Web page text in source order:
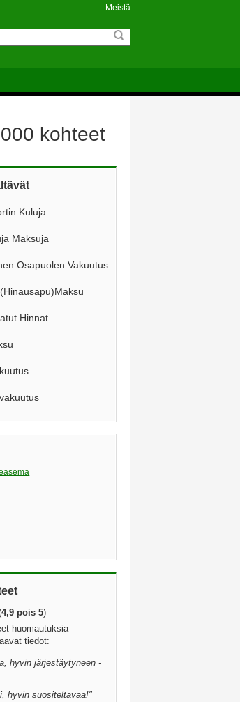
Meistä
kohteet
Kuluja
Maksuja
Osapuolen Vakuutus
Hinnat
4,9 pois 5)
huomautuksia
tiedot:
hyvin järjestäytyneen -
hyvin suositeltavaa!"